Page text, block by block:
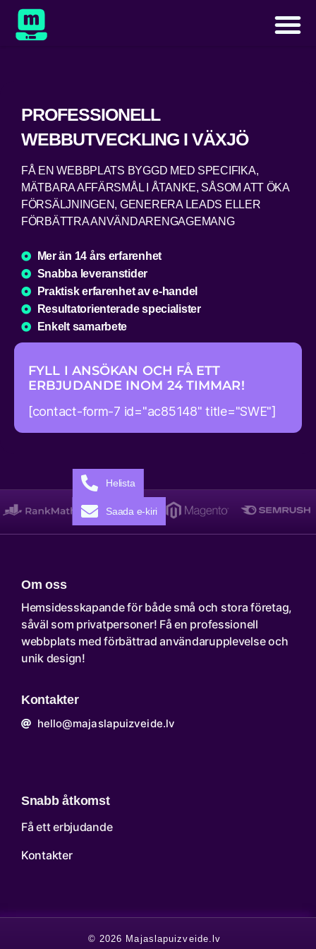
PROFESSIONELL
WEBBUTVECKLING I VÄXJÖ
FÅ EN WEBBPLATS BYGGD MED SPECIFIKA,
MÄTBARA AFFÄRSMÅL I ÅTANKE, SÅSOM ATT ÖKA
FÖRSÄLJNINGEN, GENERERA LEADS ELLER
FÖRBÄTTRA ANVÄNDARENGAGEMANG
Mer än 14 års erfarenhet
Snabba leveranstider
Praktisk erfarenhet av e-handel
Resultatorienterade specialister
Enkelt samarbete
FYLL I ANSÖKAN OCH FÅ ETT
ERBJUDANDE INOM 24 TIMMAR!
[contact-form-7 id="ac85148" title="SWE"]
Om oss
Hemsidesskapande för både små och stora företag,
såväl som privatpersoner! Få en professionell
webbplats med förbättrad användarupplevelse och
unik design!
Kontakter
hello@majaslapuizveide.lv
Snabb åtkomst
Få ett erbjudande
Kontakter
© 2026 Majaslapuizveide.lv
Helista
Saada e-kiri